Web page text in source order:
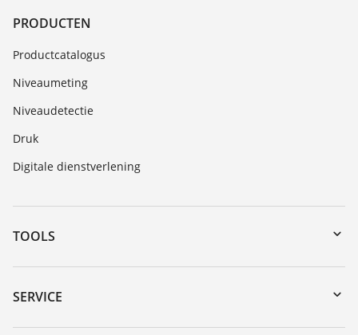
PRODUCTEN
Productcatalogus
Niveaumeting
Niveaudetectie
Druk
Digitale dienstverlening
TOOLS
myVEGA
Downloads
SERVICE
Reparatieformulier instrument